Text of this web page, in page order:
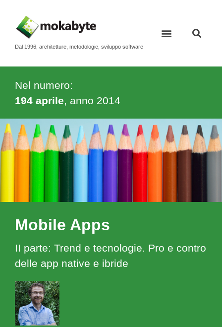
Dal 1996, architetture, metodologie, sviluppo software
Nel numero:
194 aprile, anno 2014
Mobile Apps
II parte: Trend e tecnologie. Pro e contro
delle app native e ibride